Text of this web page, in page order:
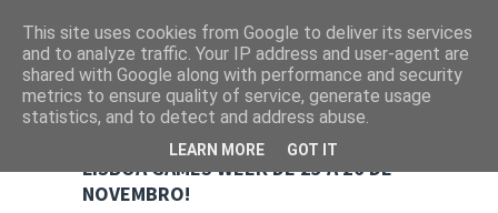
LISBOA GAMES WEEK DE 23 A 26 DE
NOVEMBRO!
This site uses cookies from Google to deliver its services
and to analyze traffic. Your IP address and user-agent are
shared with Google along with performance and security
metrics to ensure quality of service, generate usage
statistics, and to detect and address abuse.
LEARN MORE GOT IT